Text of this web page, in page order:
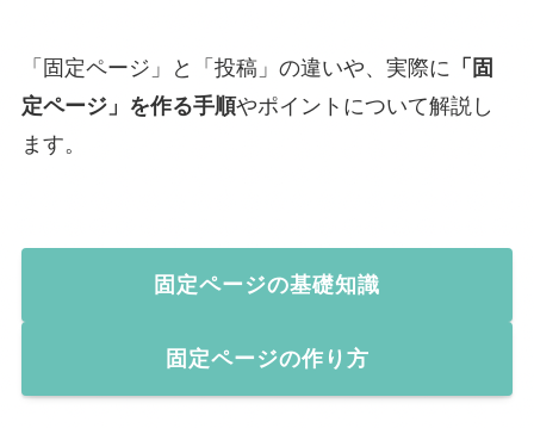
「固定ページ」と「投稿」の違いや、実際に 「固
定ページ」を作る手順やポイントについて解説し
ます。
固定ページの基礎知識
固定ページの作り方